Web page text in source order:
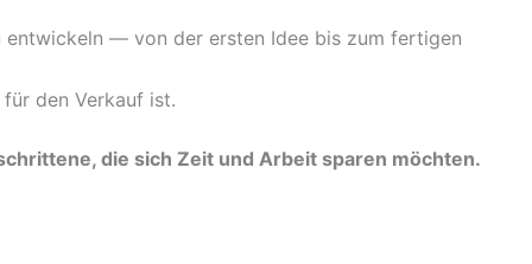
— von der ersten Idee bis zum fertigen
den Verkauf ist.
die sich Zeit und Arbeit sparen möchten.